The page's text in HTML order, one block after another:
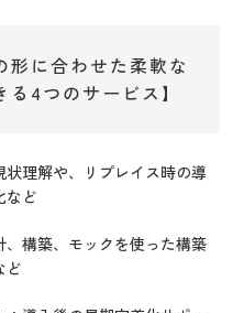
形に合わせた柔軟な
4つのサービス】
状理解や、リプレイス時の導
など
、構築、モックを使った構築
ど